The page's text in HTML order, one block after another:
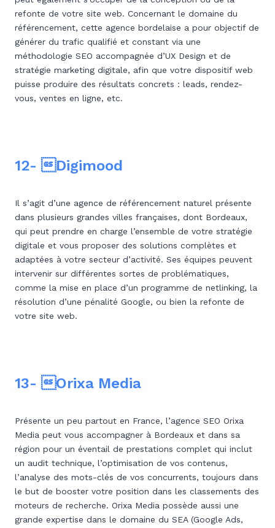
refonte de votre site web. Concernant le domaine du
référencement, cette agence bordelaise a pour objectif de
générer du trafic qualifié et constant via une
méthodologie SEO accompagnée d’UX Design et de
stratégie marketing digitale, afin que votre dispositif web
puisse produire des résultats concrets : leads, rendez-
vous, ventes en ligne, etc.
12- Digimood
Il s’agit d’une agence de référencement naturel présente
dans plusieurs grandes villes françaises, dont Bordeaux,
qui peut prendre en charge l’ensemble de votre stratégie
digitale et vous proposer des solutions complètes et
adaptées à votre secteur d’activité. Ses équipes peuvent
intervenir sur différentes sortes de problématiques,
comme la mise en place d’un programme de netlinking, la
résolution d’une pénalité Google, ou bien la refonte de
votre site web.
13- Orixa Media
Présente un peu partout en France, l’agence SEO Orixa
Media peut vous accompagner à Bordeaux et dans sa
région pour un éventail de prestations complet qui inclut
un audit technique, l’optimisation de vos contenus,
l’analyse des mots-clés de vos concurrents, toujours dans
le but de booster votre position dans les classements des
moteurs de recherche. Orixa Media possède aussi une
grande expertise dans le domaine du SEA (Google Ads,